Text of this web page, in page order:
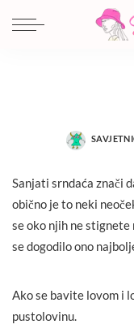
POSTED
Sanjati srndaća znači
obično je to neki
se oko njih ne
se dogodilo ono
Ako se bavite lovom i
pustolovinu.